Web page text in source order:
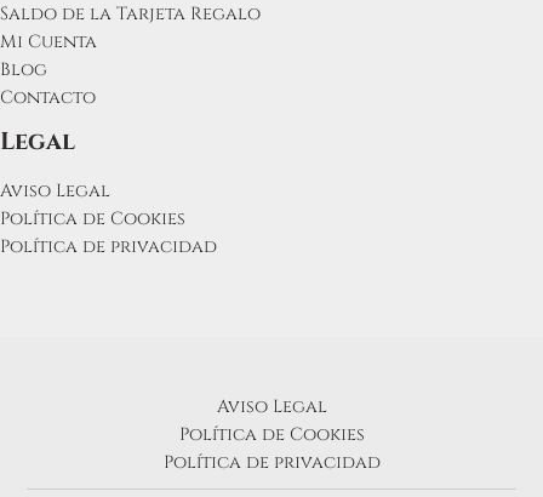
Saldo de la Tarjeta Regalo
Mi Cuenta
Blog
Contacto
Legal
Aviso Legal
Política de Cookies
Política de privacidad
Aviso Legal
Política de Cookies
Política de privacidad